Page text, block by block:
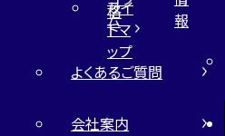
格
ム
報
サイ
トマ
ップ
よくあるご質問
会社案内